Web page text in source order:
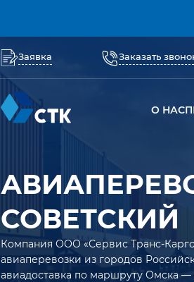
Заявка Заказать
О НАС
СОВЕТСКИЙ
Компания ООО «Сервис Транс-
авиаперевозки из городов
авиадоставка по маршруту Омска —